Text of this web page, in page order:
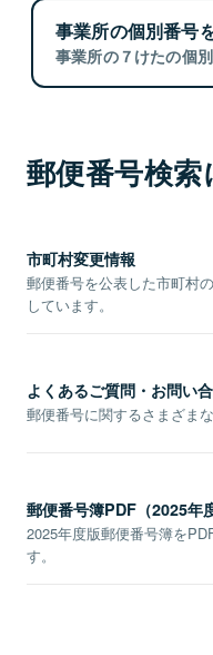
事業所の個別番号
事業所の７けたの個
郵便番号検
市町村変更情報
郵便番号を公表した市町村
しています。
よくあるご質問・お問い
郵便番号に関するさまざま
郵便番号簿PDF（2025年
2025年度版郵便番号簿を
す。